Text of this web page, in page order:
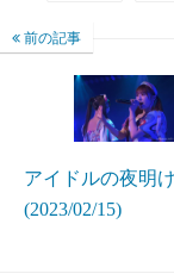
前の記事
アイドルの夜明
(2023/02/15)